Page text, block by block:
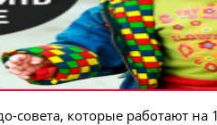
совета, которые работают на